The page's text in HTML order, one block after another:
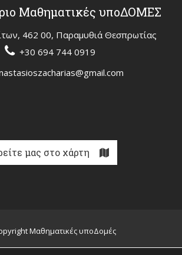
Μαθηματικές υποΔΟΜΕΣ
462 00, Παραμυθιά Θεσπρωτίας
+30 694 744 0919
μας στο χάρτη
Μαθηματικές υποΔομές